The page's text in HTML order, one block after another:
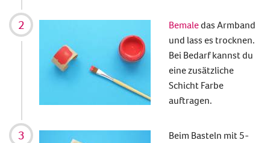
Bemaledas Armband
und lass es trocknen.
Bei Bedarf kannst du
eine zusätzliche
Schicht Farbe
auftragen.
Beim Basteln mit 5-